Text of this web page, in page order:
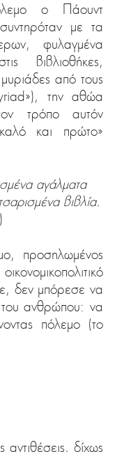
ο Πάουντ
με τα
φυλαγμένα
βιβλιοθήκες,
από τους
την αθώα
τρόπο αυτόν
και πρώτο»
αγάλματα
βιβλία.
)
προσηλωμένος
δεν μπόρεσε να
του ανθρώπου: να
πόλεμο (το
δίχως